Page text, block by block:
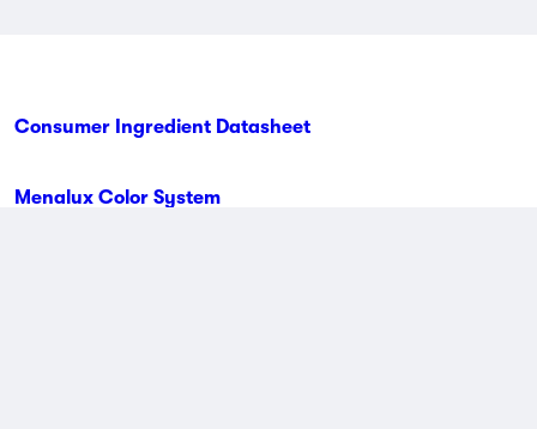
Consumer Ingredient Datasheet
Menalux Color System